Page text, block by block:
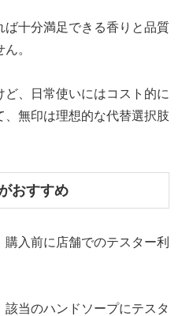
ば十分満足できる香りと品質
。
ど、日常使いにはコスト的に
無印は理想的な代替選択肢
おすすめ
入前に店舗でのテスター利
当のハンドソープにテスタ